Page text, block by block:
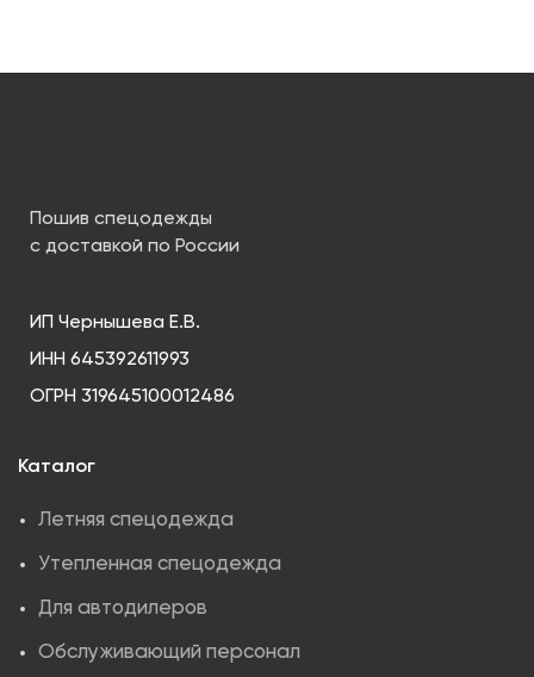
Пошив спецодежды
с доставкой по России
ИП Чернышева Е.В.
ИНН 645392611993
ОГРН 319645100012486
Каталог
Летняя спецодежда
Утепленная спецодежда
Для автодилеров
Обслуживающий персонал